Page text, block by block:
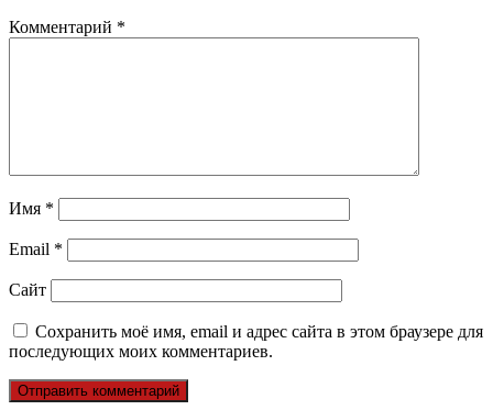
Комментарий *
Имя *
Email *
Сайт
Сохранить моё имя, email и адрес сайта в этом браузере для
последующих моих комментариев.